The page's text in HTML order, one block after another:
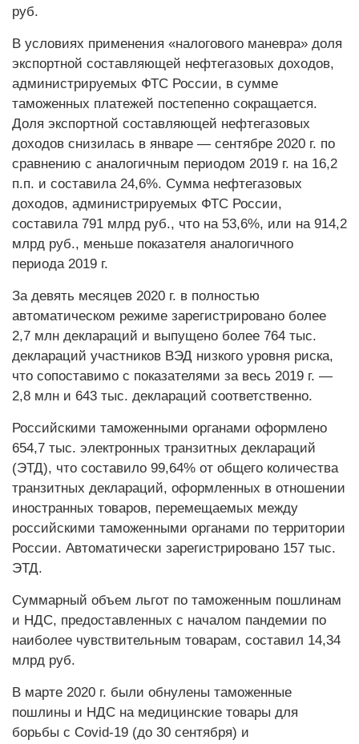
руб.
В условиях применения «налогового маневра» доля
экспортной составляющей нефтегазовых доходов,
администрируемых ФТС России, в сумме
таможенных платежей постепенно сокращается.
Доля экспортной составляющей нефтегазовых
доходов снизилась в январе — сентябре 2020 г. по
сравнению с аналогичным периодом 2019 г. на 16,2
п.п. и составила 24,6%. Сумма нефтегазовых
доходов, администрируемых ФТС России,
составила 791 млрд руб., что на 53,6%, или на 914,2
млрд руб., меньше показателя аналогичного
периода 2019 г.
За девять месяцев 2020 г. в полностью
автоматическом режиме зарегистрировано более
2,7 млн деклараций и выпущено более 764 тыс.
деклараций участников ВЭД низкого уровня риска,
что сопоставимо с показателями за весь 2019 г. —
2,8 млн и 643 тыс. деклараций соответственно.
Российскими таможенными органами оформлено
654,7 тыс. электронных транзитных деклараций
(ЭТД), что составило 99,64% от общего количества
транзитных деклараций, оформленных в отношении
иностранных товаров, перемещаемых между
российскими таможенными органами по территории
России. Автоматически зарегистрировано 157 тыс.
ЭТД.
Суммарный объем льгот по таможенным пошлинам
и НДС, предоставленных с началом пандемии по
наиболее чувствительным товарам, составил 14,34
млрд руб.
В марте 2020 г. были обнулены таможенные
пошлины и НДС на медицинские товары для
борьбы с Covid-19 (до 30 сентября) и